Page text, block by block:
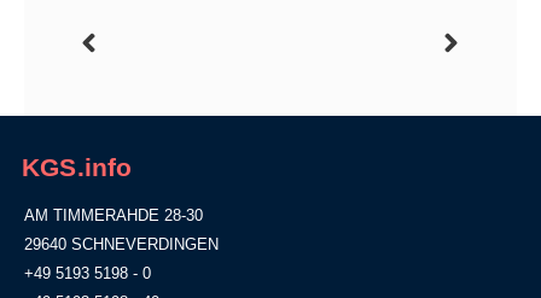
KGS.info
AM TIMMERAHDE 28-30
29640 SCHNEVERDINGEN
+49 5193 5198 - 0